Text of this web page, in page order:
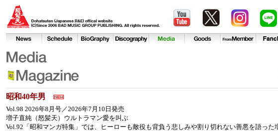
昭和40年男
Vol.98 2026年8月号／2026年7月10日発売
増子直純（怒髪天）ウルトラマン愛を叫ぶ
Vol.92「昭和マンガ特集」では、ヒーローも敵役も背負う悲しみや割り切れない善悪を語った